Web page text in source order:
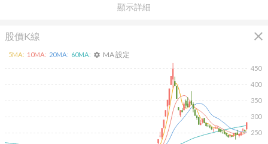
顯示詳細
股價K線 close
250
300
350
400
450
5MA: 10MA: 20MA: 60MA: settings MA 設定